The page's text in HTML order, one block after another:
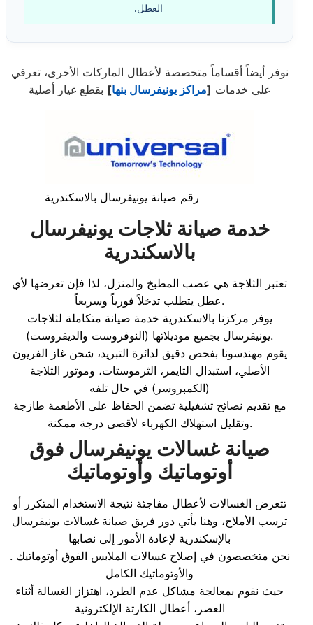
العطل.
نوفر أيضاً أقساماً متخصصة لأعطال الماركات الأخرى، تعرفي
على خدمات [مراكز يونيفرسال بنها] بقطع غيار أصلية
رقم صيانة يونيفرسال بالاسكندرية
خدمة صيانة ثلاجات يونيفرسال
بالاسكندرية
تعتبر الثلاجة هي عصب المطبخ والمنزل، لذا فإن تعرضها لأي
عطل يتطلب تدخلاً فورياً وسريعاً.
يوفر مركزنا بالاسكندرية خدمة صيانة متكاملة لثلاجات
يونيفرسال بجميع موديلاتها (النوفروست والديفروست).
يقوم مهندسونا بفحص دقيق لدائرة التبريد، شحن غاز الفريون
الأصلي، استبدال التايمر، الثرموستات، وموتور الثلاجة
(الكمبروسر) في حال تلفه
مع تقديم نصائح تشغيلية تضمن الحفاظ على الأطعمة طازجة
وتقليل استهلاك الكهرباء لأقصى درجة ممكنة.
صيانة غسالات يونيفرسال فوق
أوتوماتيك وأوتوماتيك
تتعرض الغسالات لأعطال مفاجئة نتيجة الاستخدام المتكرر أو
ترسب الأملاح، وهنا يأتي دور فريق صيانة غسالات يونيفرسال
بالإسكندرية لإعادة الأمور إلى نصابها
. نحن متخصصون في إصلاح غسالات الملابس الفوق أوتوماتيك
والأوتوماتيك الكامل
حيث نقوم بمعالجة مشاكل عدم الطرد، اهتزاز الغسالة أثناء
العصر، أعطال الكارتة الإلكترونية